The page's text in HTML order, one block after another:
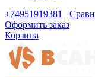
+74951919381
Оформить заказ
Корзина